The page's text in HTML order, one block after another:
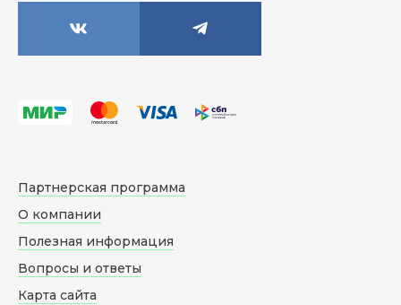
Партнерская программа
О компании
Полезная информация
Вопросы и ответы
Карта сайта